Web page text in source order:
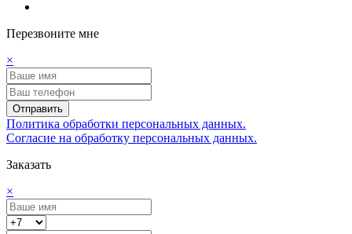
Перезвоните мне
×
Отправить
Политика обработки персональных данных.
Согласие на обработку персональных данных.
Заказать
×